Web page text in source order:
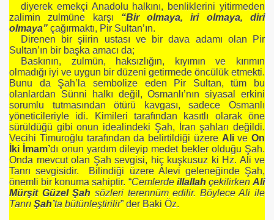
diyerek emekçi Anadolu halkını, benliklerini yitirmeden
zalimin zulmüne karşı “Bir olmaya, iri olmaya, diri
olmaya” çağırmaktı, Pir Sultan’ın.
Direnen bir şiirin ustası ve bir dava adamı olan Pir
Sultan’ın bir başka amacı da;
Baskının, zulmün, haksızlığın, kıyımın ve kırımın
olmadığı iyi ve uygun bir düzeni getirmede öncülük etmekti.
Bunu da Şah’la sembolize eden Pir Sultan, tüm bu
olanlardan Sünni halkı değil, Osmanlı’nın siyasal erkini
sorumlu tutmasından ötürü kavgası, sadece Osmanlı
yöneticileriyle idi. Kimileri tarafından kasıtlı olarak öne
sürüldüğü gibi onun idealindeki Şah, İran şahları değildi.
Vecihi Timuroğlu tarafından da belirtildiği üzere Alive On
İki İmam’dı onun yardım dileyip medet bekler olduğu Şah.
Onda mevcut olan Şah sevgisi, hiç kuşkusuz ki Hz. Ali ve
Tanrı sevgisidir. Bilindiği üzere Alevi geleneğinde Şah,
önemli bir konuma sahiptir. “Cemlerde illallah çekilirkenAli
Mürşit Güzel Şah sözleri terennüm edilir. Böylece Ali ile
Tanrı Şah’ta bütünleştirilir” der Baki Öz.